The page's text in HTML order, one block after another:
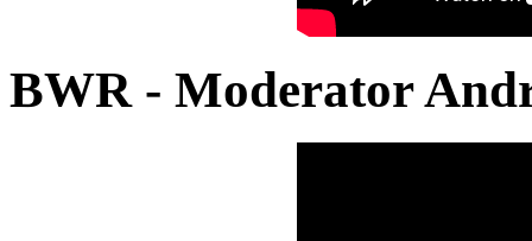
BWR - Moderator